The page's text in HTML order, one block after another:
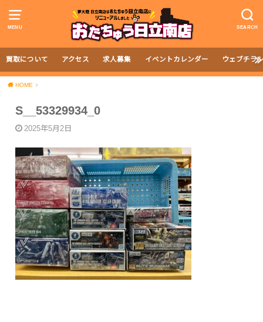
MENU SEARCH
買取について アクセス 求人募集 イベントカレンダー ウェブチラ
HOME
S__53329934_0
2025年5月2日